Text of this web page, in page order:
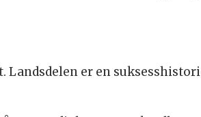
Landsdelen er en